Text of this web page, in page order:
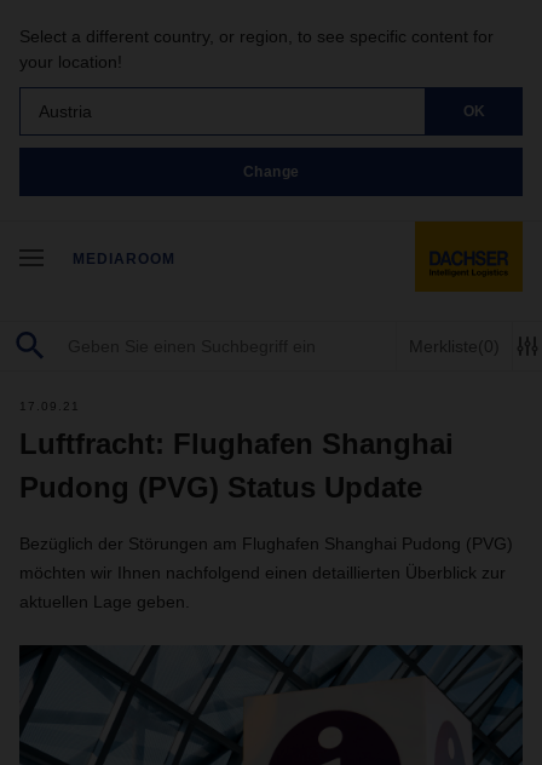
Select a different country, or region, to see specific content for
your location!
Austria OK
Change
MEDIAROOM
Merkliste(0)
17.09.21
Luftfracht: Flughafen Shanghai
Pudong (PVG) Status Update
Bezüglich der Störungen am Flughafen Shanghai Pudong (PVG)
möchten wir Ihnen nachfolgend einen detaillierten Überblick zur
aktuellen Lage geben.